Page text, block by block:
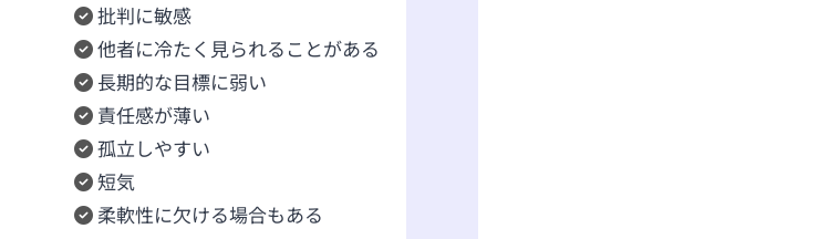
批判に敏感
他者に冷たく見られることがある
長期的な目標に弱い
責任感が薄い
孤立しやすい
短気
柔軟性に欠ける場合もある